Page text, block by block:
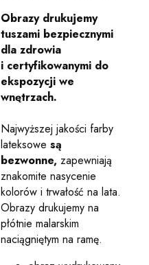
Obrazy drukujemy
tuszami bezpiecznymi
dla zdrowia
i certyfikowanymi do
ekspozycji we
wnętrzach.
Najwyższej jakości farby
lateksowe są
bezwonne, zapewniają
znakomite nasycenie
kolorów i trwałość na lata.
Obrazy drukujemy na
płótnie malarskim
naciągniętym na ramę.